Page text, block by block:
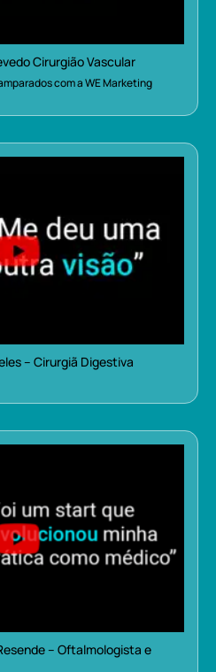
Cirurgião Vascular
com a WE Marketing
– Cirurgiã Digestiva
– Oftalmologista e